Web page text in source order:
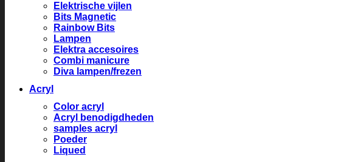
Elektrische vijlen
Bits Magnetic
Rainbow Bits
Lampen
Elektra accesoires
Combi manicure
Diva lampen/frezen
Acryl
Color acryl
Acryl benodigdheden
samples acryl
Poeder
Liqued